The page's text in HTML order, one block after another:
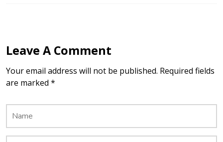
Leave A Comment
Your email address will not be published. Required fields
are marked *